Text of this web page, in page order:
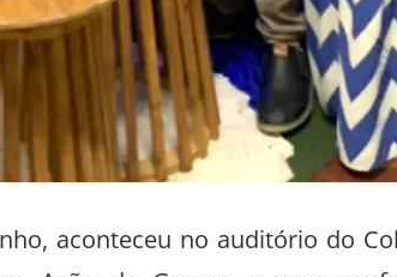
aconteceu no auditório do